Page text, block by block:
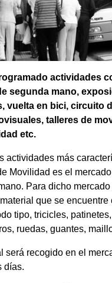
actividades
segunda mano,
vuelta en bici, circuito
talleres de
etc.
actividades más
Movilidad es el
Para dicho
que se encuentre
tipo, tricicles,
ruedas, guantes,
será recogido en el
días.